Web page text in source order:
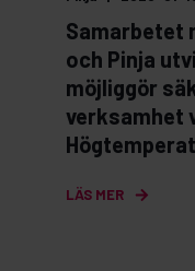
Samarbetet
och Pinja
möjliggör
verksamhet
LÄS MER